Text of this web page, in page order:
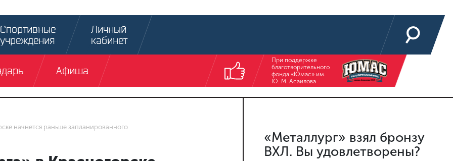
Спортивные
учреждения
Личный
кабинет
Афиша
При поддержке
благотворительного
фонда «Юмас» им.
Ю. М. Асаилова
начнется раньше запланированного
«Металлург» взял бронзу
ВХЛ. Вы удовлетворены?